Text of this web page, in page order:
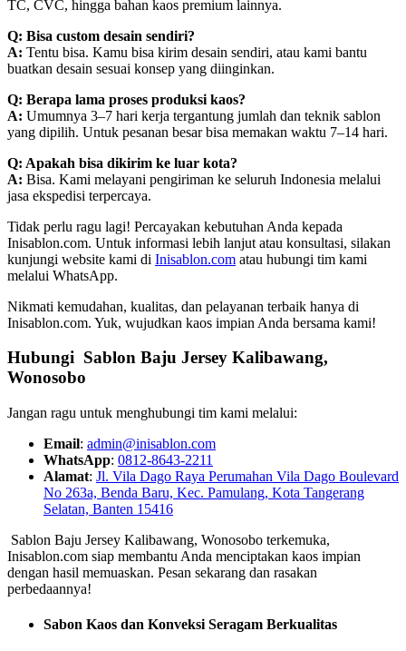
TC, CVC, hingga bahan kaos premium lainnya.
Q: Bisa custom desain sendiri?
A: Tentu bisa. Kamu bisa kirim desain sendiri, atau kami bantu
buatkan desain sesuai konsep yang diinginkan.
Q: Berapa lama proses produksi kaos?
A: Umumnya 3–7 hari kerja tergantung jumlah dan teknik sablon
yang dipilih. Untuk pesanan besar bisa memakan waktu 7–14 hari.
Q: Apakah bisa dikirim ke luar kota?
A: Bisa. Kami melayani pengiriman ke seluruh Indonesia melalui
jasa ekspedisi terpercaya.
Tidak perlu ragu lagi! Percayakan kebutuhan Anda kepada
Inisablon.com. Untuk informasi lebih lanjut atau konsultasi, silakan
kunjungi website kami di Inisablon.com atau hubungi tim kami
melalui WhatsApp.
Nikmati kemudahan, kualitas, dan pelayanan terbaik hanya di
Inisablon.com. Yuk, wujudkan kaos impian Anda bersama kami!
Hubungi Sablon Baju Jersey Kalibawang,
Wonosobo
Jangan ragu untuk menghubungi tim kami melalui:
Email: admin@inisablon.com
WhatsApp: 0812-8643-2211
Alamat: Jl. Vila Dago Raya Perumahan Vila Dago Boulevard
No 263a, Benda Baru, Kec. Pamulang, Kota Tangerang
Selatan, Banten 15416
Sablon Baju Jersey Kalibawang, Wonosobo terkemuka,
Inisablon.com siap membantu Anda menciptakan kaos impian
dengan hasil memuaskan. Pesan sekarang dan rasakan
perbedaannya!
Sabon Kaos dan Konveksi Seragam Berkualitas